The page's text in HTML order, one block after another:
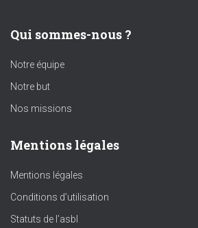
Qui sommes-nous ?
Notre équipe
Notre but
Nos missions
Mentions légales
Mentions légales
Conditions d’utilisation
Statuts de l’asbl